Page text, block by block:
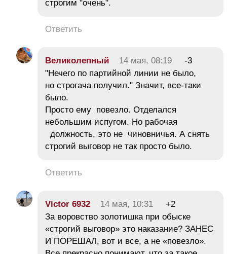
строгим "очень".
Ответить
Великолепный 14 мая, 08:19
-3
"Нечего по партийной линии не было,
но строгача получил." Значит, все-таки
было.
Просто ему повезло. Отделался
небольшим испугом. Но рабочая
должность, это не чиновничья. А снять
строгий выговор не так просто было.
Ответить
Victor 6932 14 мая, 10:31
+2
За воровство золотишка при обыске
«строгий выговор» это наказание? ЗАНЕС
И ПОРЕШАЛ, вот и все, а не «повезло».